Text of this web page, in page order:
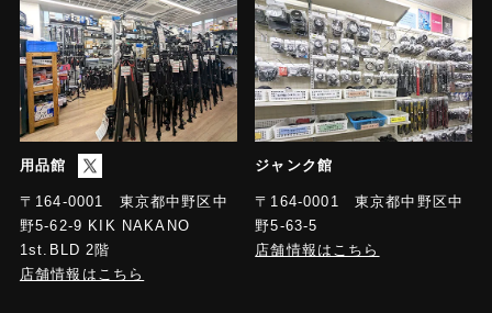
用品館
〒164-0001 東京都中野区中
野5-62-9 KIK NAKANO
1st.BLD 2階
店舗情報はこちら
ジャンク館
〒164-0001 東京都中野区中
野5-63-5
店舗情報はこちら